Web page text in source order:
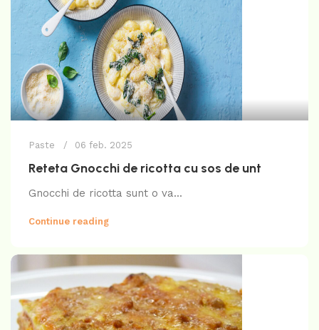
Paste 06 feb. 2025
Reteta Gnocchi de ricotta cu sos de unt
Gnocchi de ricotta sunt o va...
Continue reading